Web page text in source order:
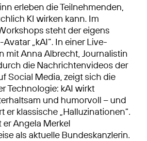
erleben die Teilnehmenden,
KI wirken kann. Im
steht der eigens
„kAI“. In einer Live-
mit Anna Albrecht, Journalistin
die Nachrichtenvideos der
Social Media, zeigt sich die
Technologie: kAI wirkt
und humorvoll – und
er klassische „Halluzinationen“.
Angela Merkel
als aktuelle Bundeskanzlerin.